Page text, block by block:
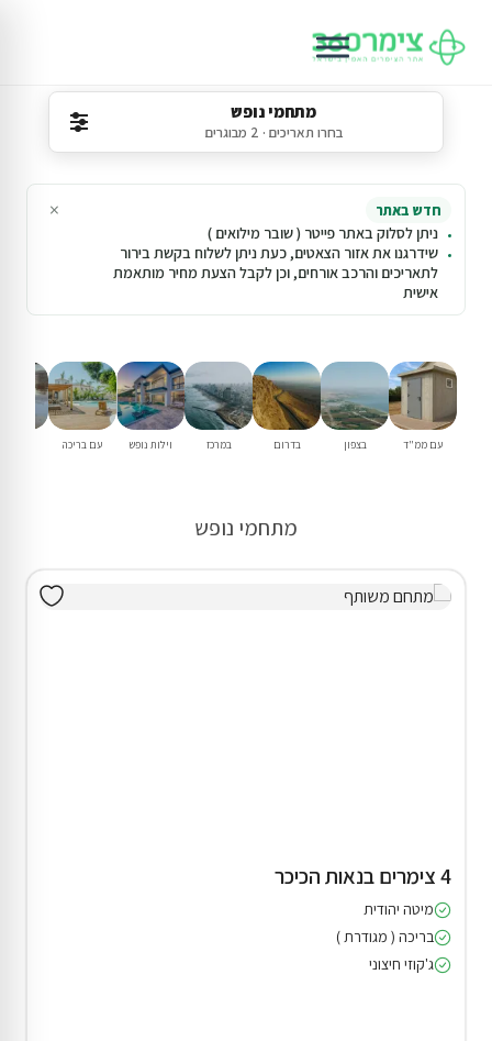
מתחמי נופש
בחרו תאריכים · 2 מבוגרים
חדש באתר
ניתן לסלוק באתר פייטר ( שובר מילואים )
שידרגנו את אזור הצאטים, כעת ניתן לשלוח בקשת בירור
לתאריכים והרכב אורחים, וכן לקבל הצעת מחיר מותאמת
אישית
×
עם ממ"ד בצפון בדרום במרכז וילות נופש עם בריכה
מתחמי נופש
4 צימרים בנאות הכיכר
מיטה יהודית
בריכה ( מגודרת )
ג'קוזי חיצוני